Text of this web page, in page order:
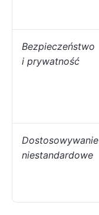
Bezpieczeństwo
i prywatność
Dostosowywanie
niestandardowe